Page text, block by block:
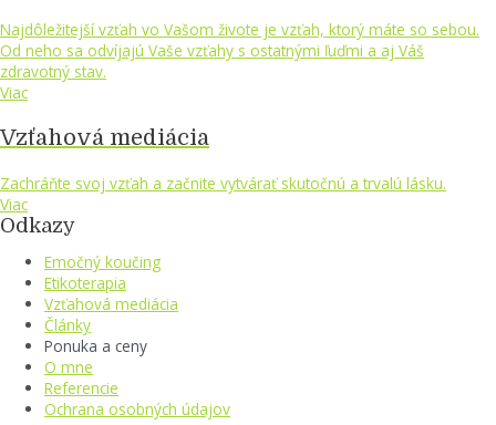
Najdôležitejší vzťah vo Vašom živote je vzťah, ktorý máte so sebou.
Od neho sa odvíjajú Vaše vzťahy s ostatnými ľuďmi a aj Váš
zdravotný stav.
Viac
Vzťahová mediácia
Zachráňte svoj vzťah a začnite vytvárať skutočnú a trvalú lásku.
Viac
Odkazy
Emočný koučing
Etikoterapia
Vzťahová mediácia
Články
Ponuka a ceny
O mne
Referencie
Ochrana osobných údajov